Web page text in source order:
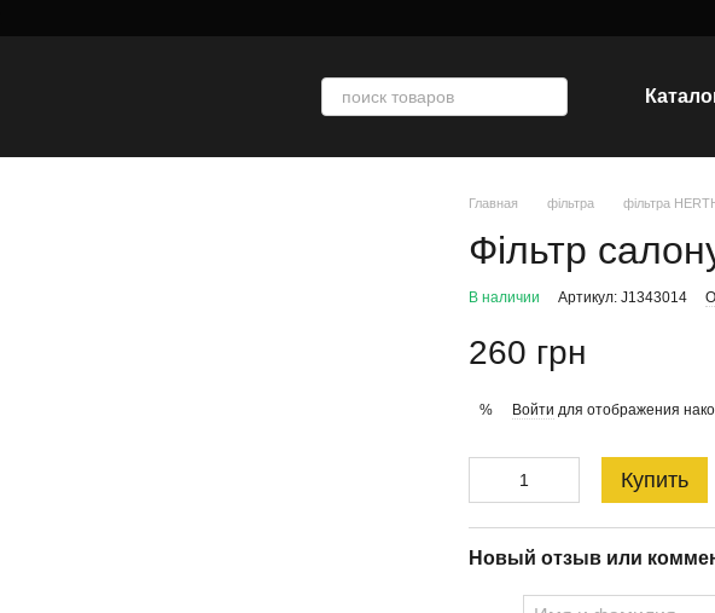
Главная фільтра фільтра
Фільтр
В наличии Артикул: J1343014
260 грн
% Войти для отображения
Купить
Новый отзыв или